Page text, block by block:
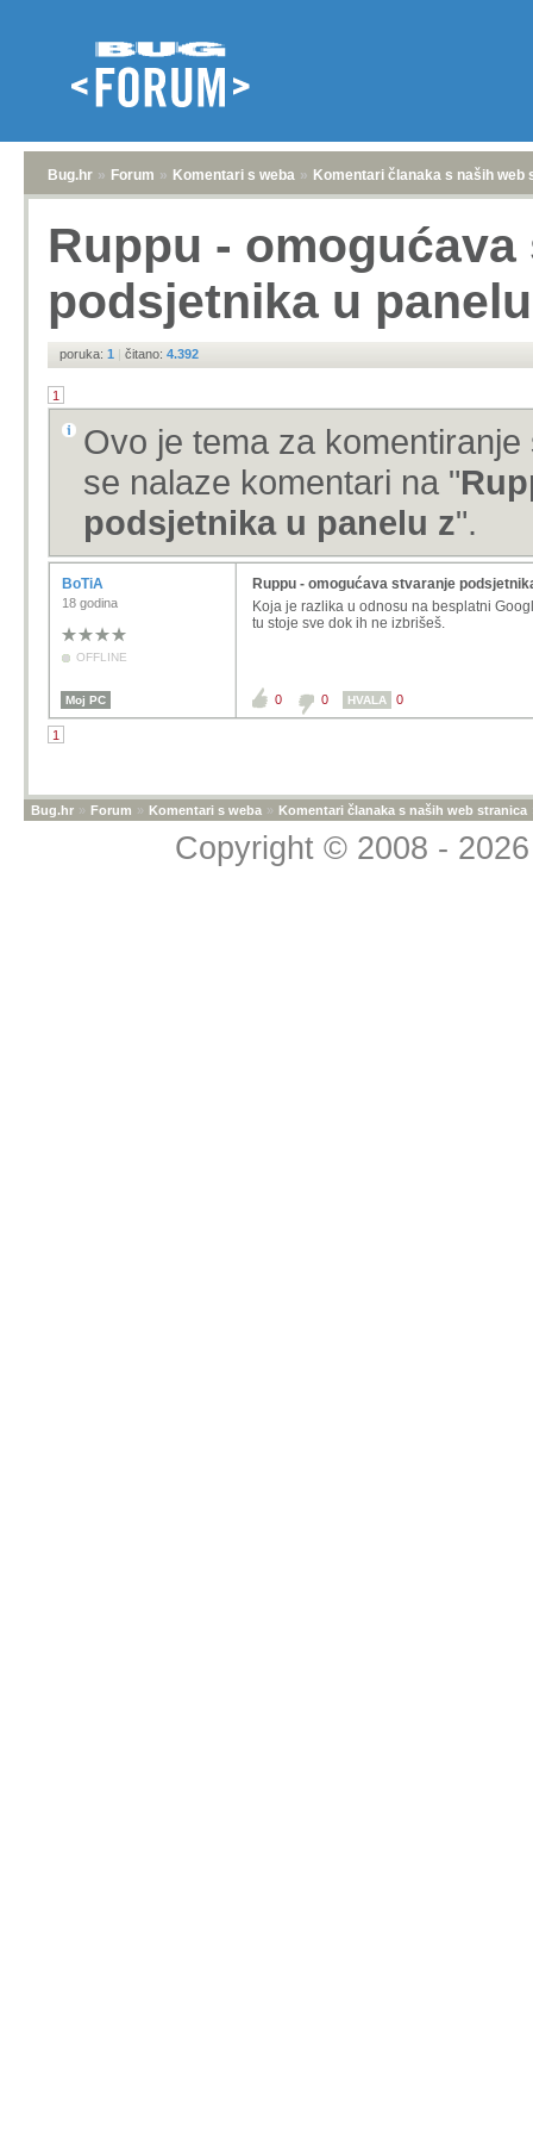
Bug.hr » Forum » Komentari s weba » Komentari članaka s naših web
Ruppu -
podsjetnika u
poruka: 1 | čitano: 4.392
1
Ovo je tema za
se nalaze komentari na "
podsjetnika u panelu z".
BoTiA
18 godina
OFFLINE
Ruppu - omogućava stvaranje
Koja je razlika u odnosu na besplatni
tu stoje sve dok ih ne izbrišeš.
Moj PC 0 0 HVALA 0
1
Bug.hr » Forum » Komentari s weba » Komentari članaka s naših web stranica
Copyright © 2008 -